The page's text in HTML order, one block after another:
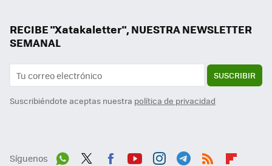
RECIBE "Xatakaletter", NUESTRA NEWSLETTER
SEMANAL
SUSCRIBIR
Suscribiéndote aceptas nuestra política de privacidad
Síguenos